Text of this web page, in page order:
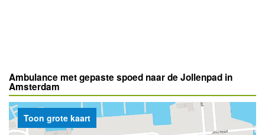
Ambulance met gepaste spoed naar de Jollenpad in
Amsterdam
Toon grote kaart